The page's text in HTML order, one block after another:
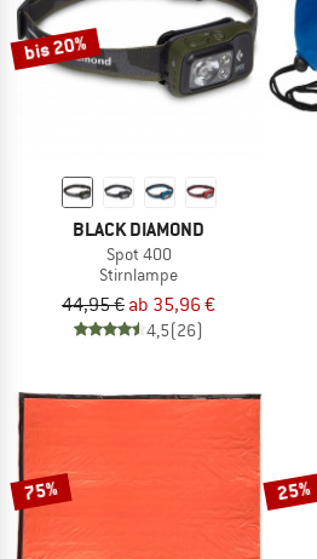
bis 20%
BLACK DIAMOND
Spot 400
Stirnlampe
44,95 € ab 35,96 €
4,5(26)
75% 25%